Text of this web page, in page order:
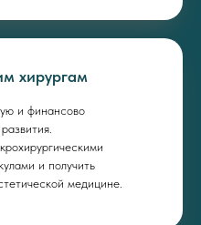
хирургам
и финансово
и получить
медицине.